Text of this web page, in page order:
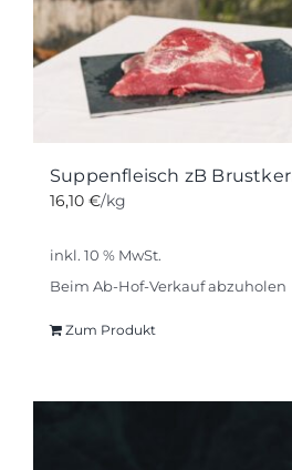
Suppenfleisch zB
16,10 €/kg
inkl. 10 % MwSt.
Beim Ab-Hof-Verkauf abzuholen
Zum Produkt